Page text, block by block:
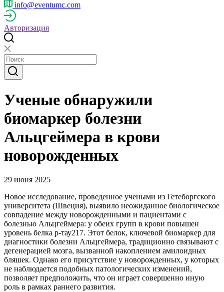
info@eventumc.com
Авторизация
Ученые обнаружили
биомаркер болезни
Альцгеймера в крови
новорожденных
29 июня 2025
Новое исследование, проведенное учеными из Гетеборгского
университета (Швеция), выявило неожиданное биологическое
совпадение между новорожденными и пациентами с
болезнью Альцгеймера: у обеих групп в крови повышен
уровень белка р-тау217. Этот белок, ключевой биомаркер для
диагностики болезни Альцгеймера, традиционно связывают с
дегенерацией мозга, вызванной накоплением амилоидных
бляшек. Однако его присутствие у новорожденных, у которых
не наблюдается подобных патологических изменений,
позволяет предположить, что он играет совершенно иную
роль в рамках раннего развития.